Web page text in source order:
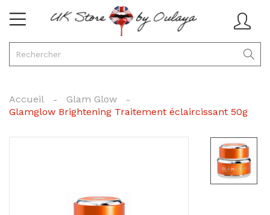
Accueil
Glam Glow
Glamglow Brightening Traitement éclaircissant 50g